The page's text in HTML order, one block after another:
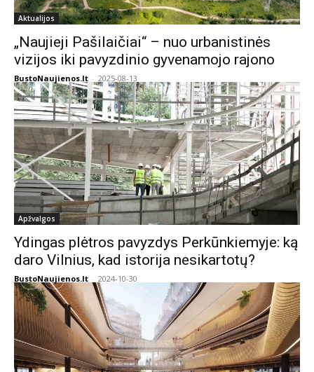
Aktualijos
„Naujieji Pašilaičiai“ – nuo urbanistinės
vizijos iki pavyzdinio gyvenamojo rajono
BustoNaujienos.lt - 2025-08-13
Apžvalgos
Ydingas plėtros pavyzdys Perkūnkiemyje: ką
daro Vilnius, kad istorija nesikartotų?
BustoNaujienos.lt - 2024-10-30